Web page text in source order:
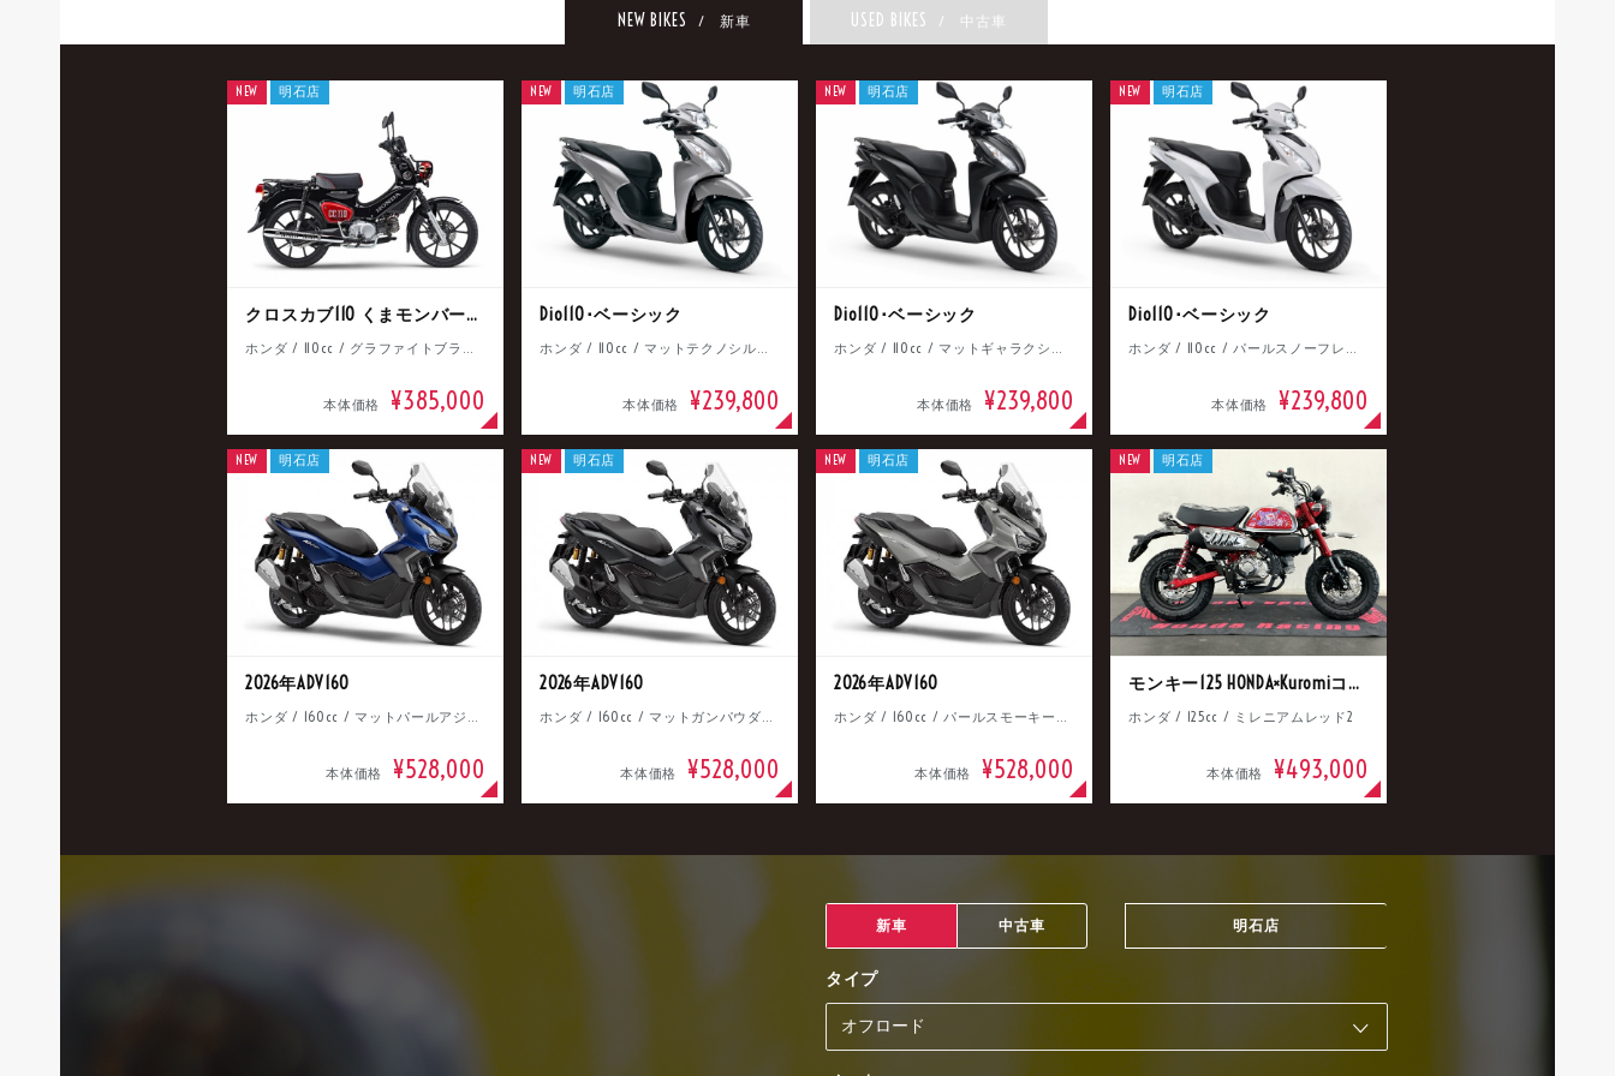
NEW BIKES / 新車 USED BIKES / 中古車
クロスカブ110 くまモンバージョン
ホンダ / 110cc / グラファイトブラック
本体価格 ¥385,000
NEW 明石店
Dio110･ベーシック
ホンダ / 110cc / マットテクノシルバーメタリック
本体価格 ¥239,800
NEW 明石店
Dio110･ベーシック
ホンダ / 110cc / マットギャラクシーブラックメタリック
本体価格 ¥239,800
NEW 明石店
Dio110･ベーシック
ホンダ / 110cc / パールスノーフレークホワイト
本体価格 ¥239,800
NEW 明石店
2026年ADV160
ホンダ / 160cc / マットパールアジャイルブルー
本体価格 ¥528,000
NEW 明石店
2026年ADV160
ホンダ / 160cc / マットガンパウダーブラックメタリック
本体価格 ¥528,000
NEW 明石店
2026年ADV160
ホンダ / 160cc / パールスモーキーグレー
本体価格 ¥528,000
NEW 明石店
モンキー125 HONDA×Kuromiコラボ
ホンダ / 125cc / ミレニアムレッド2
本体価格 ¥493,000
NEW 明石店
新車 中古車 明石店
タイプ